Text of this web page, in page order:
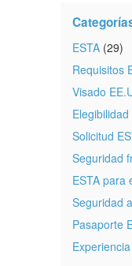
ESTA (29)
Requisitos
Visado
Elegibilidad
Solicitud
Seguridad
ESTA para
Seguridad
Pasaporte